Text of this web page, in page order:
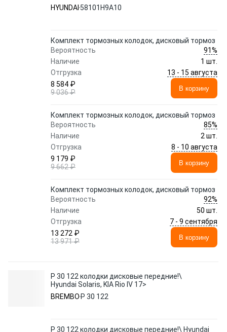
HYUNDAI 58101H9A10
Комплект тормозных колодок, дисковый тормоз
Вероятность
91%
Наличие
1 шт.
Отгрузка
13 - 15 августа
8 584 ₽
9 036 ₽
В корзину
Комплект тормозных колодок, дисковый тормоз
Вероятность
85%
Наличие
2 шт.
Отгрузка
8 - 10 августа
9 179 ₽
9 662 ₽
В корзину
Комплект тормозных колодок, дисковый тормоз
Вероятность
92%
Наличие
50 шт.
Отгрузка
7 - 9 сентября
13 272 ₽
13 971 ₽
В корзину
P 30 122 колодки дисковые передние!\
Hyundai Solaris, KIA Rio IV 17>
BREMBO P 30 122
P 30 122 колодки дисковые передние!\ Hyundai